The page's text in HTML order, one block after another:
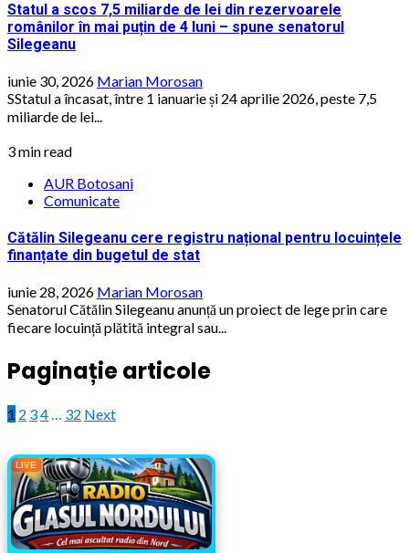
Statul a scos 7,5 miliarde de lei din rezervoarele
românilor în mai puțin de 4 luni – spune senatorul
Silegeanu
iunie 30, 2026 Marian Morosan
SStatul a încasat, între 1 ianuarie și 24 aprilie 2026, peste 7,5
miliarde de lei...
3 min read
AUR Botosani
Comunicate
Cătălin Silegeanu cere registru național pentru locuințele
finanțate din bugetul de stat
iunie 28, 2026 Marian Morosan
Senatorul Cătălin Silegeanu anunță un proiect de lege prin care
fiecare locuință plătită integral sau...
Paginație articole
1 2 34 32 Next
LIVE